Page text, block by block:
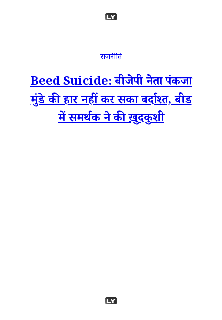
राजनीति
Beed Suicide: बीजेपी नेता पंकजा
मुंडे की हार नहीं कर सका बर्दाश्त, बीड
में समर्थक ने की ख़ुदकुशी